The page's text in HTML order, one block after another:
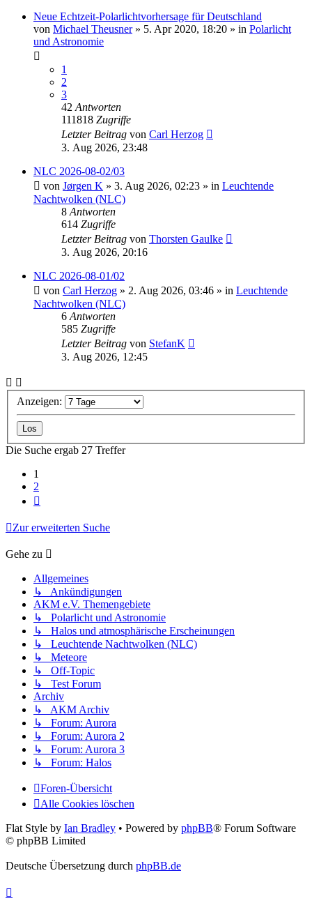
Neue Echtzeit-Polarlichtvorhersage für Deutschland
von Michael Theusner» 5. Apr 2020, 18:20 » in Polarlicht
und Astronomie
1
2
3
42 Antworten
111818 Zugriffe
Letzter Beitrag von Carl Herzog
3. Aug 2026, 23:48
NLC 2026-08-02/03
von Jørgen K » 3. Aug 2026, 02:23 » in Leuchtende
Nachtwolken (NLC)
8 Antworten
614 Zugriffe
Letzter Beitrag von Thorsten Gaulke
3. Aug 2026, 20:16
NLC 2026-08-01/02
von Carl Herzog » 2. Aug 2026, 03:46 » in Leuchtende
Nachtwolken (NLC)
6 Antworten
585 Zugriffe
Letzter Beitrag von StefanK
3. Aug 2026, 12:45
Anzeigen:
Die Suche ergab 27 Treffer
1
2
Zur erweiterten Suche
Gehe zu
Allgemeines
↳ Ankündigungen
AKM e.V. Themengebiete
↳ Polarlicht und Astronomie
↳ Halos und atmosphärische Erscheinungen
↳ Leuchtende Nachtwolken (NLC)
↳ Meteore
↳ Off-Topic
↳ Test Forum
Archiv
↳ AKM Archiv
↳ Forum: Aurora
↳ Forum: Aurora 2
↳ Forum: Aurora 3
↳ Forum: Halos
Foren-Übersicht
Alle Cookies löschen
Flat Style by Ian Bradley • Powered by phpBB® Forum Software
© phpBB Limited
Deutsche Übersetzung durch phpBB.de